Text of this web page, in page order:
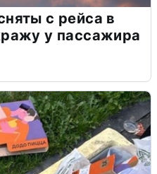
с рейса в
у пассажира